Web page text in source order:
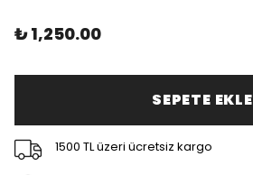
₺ 1,250.00
SEPETE EKLE
1500 TL üzeri ücretsiz kargo